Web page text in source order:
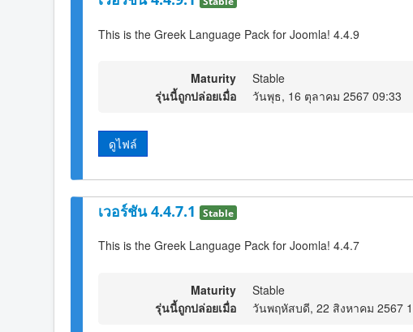
This is the Greek Language Pack for Joomla! 4.4.9
Maturity
Stable
รุ่นนี้ถูกปล่อยเมื่อ
วันพุธ, 16 ตุลาคม 2567 09:33
ดูไฟล์
เวอร์ชัน 4.4.7.1 Stable
This is the Greek Language Pack for Joomla! 4.4.7
Maturity
Stable
รุ่นนี้ถูกปล่อยเมื่อ
วันพฤหัสบดี, 22 สิงหาคม 2567